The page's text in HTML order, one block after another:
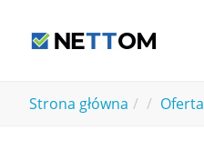
Strona główna Oferta